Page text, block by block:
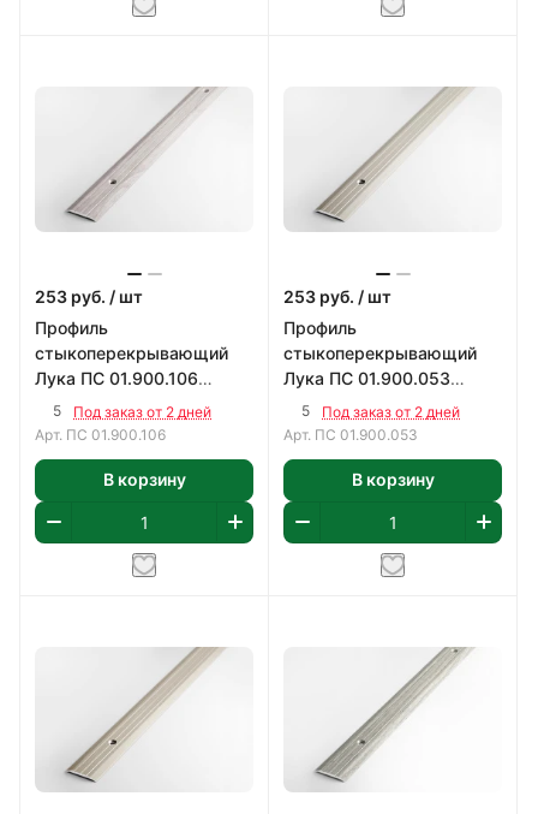
253 руб. / шт
Профиль
стыкоперекрывающий
Лука ПС 01.900.106
900х25 мм
5
Под заказ от 2 дней
Арт. ПС 01.900.106
В корзину
253 руб. / шт
Профиль
стыкоперекрывающий
Лука ПС 01.900.053
900х25 мм
5
Под заказ от 2 дней
Арт. ПС 01.900.053
В корзину